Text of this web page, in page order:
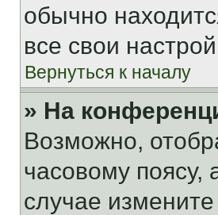
обычно
все свои
Вернуться к началу
» На
Возможно,
часовому поясу,
случае